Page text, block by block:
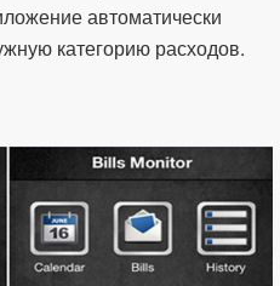
автоматически
категорию расходов.